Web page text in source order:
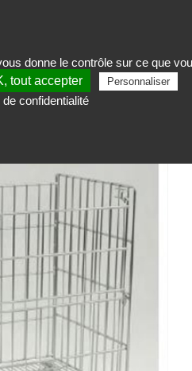
et consigne> Chariot pour groupe
donne le contrôle sur ce que
tout accepter Personnaliser
de confidentialité